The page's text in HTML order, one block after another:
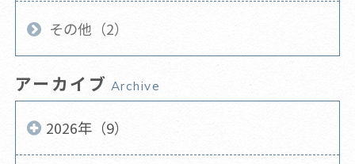
その他（2）
アーカイブ Archive
2026年（9）